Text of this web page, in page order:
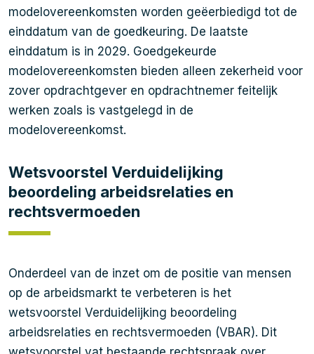
modelovereenkomsten worden geëerbiedigd tot de
einddatum van de goedkeuring. De laatste
einddatum is in 2029. Goedgekeurde
modelovereenkomsten bieden alleen zekerheid voor
zover opdrachtgever en opdrachtnemer feitelijk
werken zoals is vastgelegd in de
modelovereenkomst.
Wetsvoorstel Verduidelijking
beoordeling arbeidsrelaties en
rechtsvermoeden
Onderdeel van de inzet om de positie van mensen
op de arbeidsmarkt te verbeteren is het
wetsvoorstel Verduidelijking beoordeling
arbeidsrelaties en rechtsvermoeden (VBAR). Dit